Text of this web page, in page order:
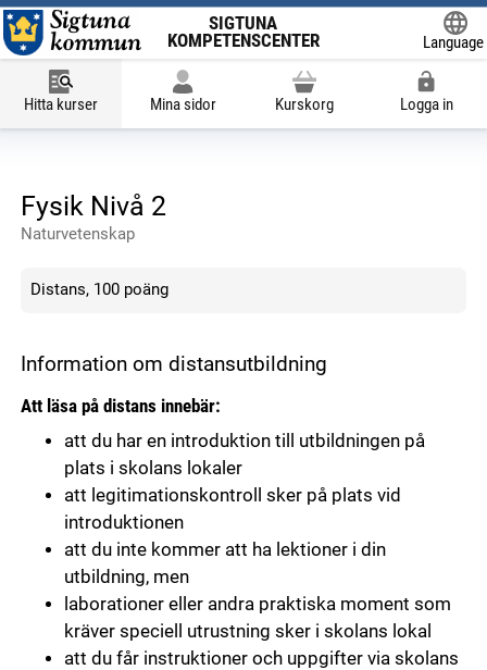
SIGTUNA
KOMPETENSCENTER
Language
Hitta kurser Mina sidor Kurskorg Logga in
Fysik Nivå 2
Naturvetenskap
Distans, 100 poäng
Information om distansutbildning
Att läsa på distans innebär:
att du har en introduktion till utbildningen på
plats i skolans lokaler
att legitimationskontroll sker på plats vid
introduktionen
att du inte kommer att ha lektioner i din
utbildning, men
laborationer eller andra praktiska moment som
kräver speciell utrustning sker i skolans lokal
att du får instruktioner och uppgifter via skolans